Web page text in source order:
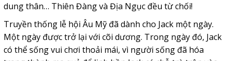
dung thân… Thiên Đàng và Địa Ngục đều từ chối!
Truyền thống lễ hội Âu Mỹ đã dành cho Jack một ngày.
Một ngày được trở lại với cõi dương. Trong ngày đó, Jack
có thể sống vui chơi thoải mái, vì người sống đã hóa